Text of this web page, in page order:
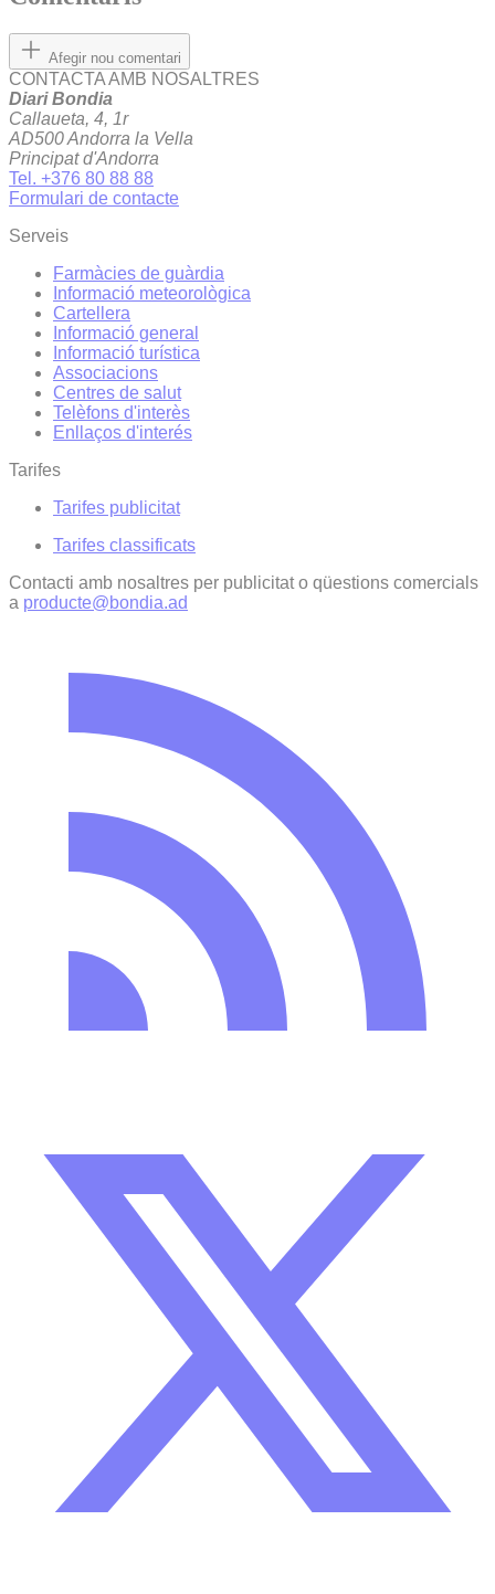
Afegir nou comentari
CONTACTA AMB NOSALTRES
Diari Bondia
Callaueta, 4, 1r
AD500 Andorra la Vella
Principat d'Andorra
Tel. +376 80 88 88
Formulari de contacte
Serveis
Farmàcies de guàrdia
Informació meteorològica
Cartellera
Informació general
Informació turística
Associacions
Centres de salut
Telèfons d'interès
Enllaços d'interés
Tarifes
Tarifes publicitat
Tarifes classificats
Contacti amb nosaltres per publicitat o qüestions comercials
a producte@bondia.ad